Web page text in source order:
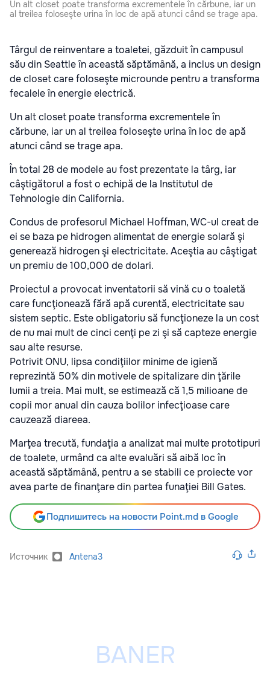
Un alt closet poate transforma excrementele în cărbune, iar un
al treilea foloseşte urina în loc de apă atunci când se trage apa.
Târgul de reinventare a toaletei, găzduit în campusul
său din Seattle în această săptămână, a inclus un design
de closet care foloseşte microunde pentru a transforma
fecalele în energie electrică.
Un alt closet poate transforma excrementele în
cărbune, iar un al treilea foloseşte urina în loc de apă
atunci când se trage apa.
În total 28 de modele au fost prezentate la târg, iar
câştigătorul a fost o echipă de la Institutul de
Tehnologie din California.
Condus de profesorul Michael Hoffman, WC-ul creat de
ei se baza pe hidrogen alimentat de energie solară şi
generează hidrogen şi electricitate. Aceştia au câştigat
un premiu de 100,000 de dolari.
Proiectul a provocat inventatorii să vină cu o toaletă
care funcţionează fără apă curentă, electricitate sau
sistem septic. Este obligatoriu să funcţioneze la un cost
de nu mai mult de cinci cenţi pe zi şi să capteze energie
sau alte resurse.
Potrivit ONU, lipsa condiţiilor minime de igienă
reprezintă 50% din motivele de spitalizare din ţările
lumii a treia. Mai mult, se estimează că 1,5 milioane de
copii mor anual din cauza bolilor infecţioase care
cauzează diareea.
Marţea trecută, fundaţia a analizat mai multe prototipuri
de toalete, urmând ca alte evaluări să aibă loc în
această săptămână, pentru a se stabili ce proiecte vor
avea parte de finanţare din partea funaţiei Bill Gates.
Подпишитесь на новости Point.md в Google
Источник Antena3